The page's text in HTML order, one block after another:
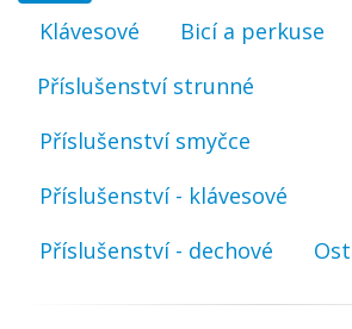
Klávesové
Bicí a perkuse
Příslušenství strunné
Příslušenství smyčce
Příslušenství - klávesové
Příslušenství - dechové